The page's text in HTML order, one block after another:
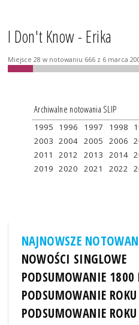
I Don't Know - Erika
Miejsce 28 w notowaniu 666 z 6 marca
Archiwalne notowania SLIP
1995 1996 1997 1998
2003 2004 2005 2006
2011
2012 2013 2014
2019 2020 2021 2022
NAJNOWSZE
NOWOŚCI SINGLOWE
PODSUMOWANIE 1800
PODSUMOWANIE
PODSUMOWANIE